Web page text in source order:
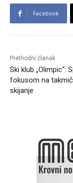
Facebook
Prethodni članak
Ski klub „Olimpic“:
fokusom na
skijanje